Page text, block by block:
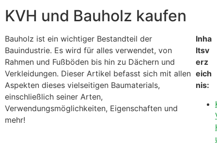
KVH und Bauholz kaufen
Bauholz ist ein wichtiger Bestandteil der
Bauindustrie. Es wird für alles verwendet, von
Rahmen und Fußböden bis hin zu Dächern und
Verkleidungen. Dieser Artikel befasst sich mit allen
Aspekten dieses vielseitigen Baumaterials,
einschließlich seiner Arten,
Verwendungsmöglichkeiten, Eigenschaften und
mehr!
Inha
ltsv
erz
eich
nis: